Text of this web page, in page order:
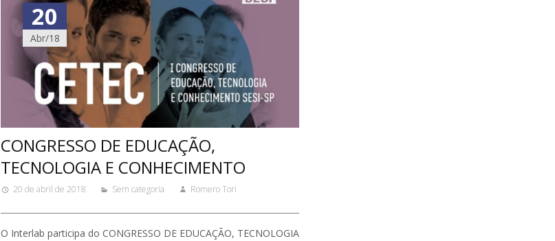
20
Abr/18
CONGRESSO DE EDUCAÇÃO,
TECNOLOGIA E CONHECIMENTO
20 de abril de 2018 Sem categoria Romero Tori
O Interlab participa do CONGRESSO DE EDUCAÇÃO, TECNOLOGIA